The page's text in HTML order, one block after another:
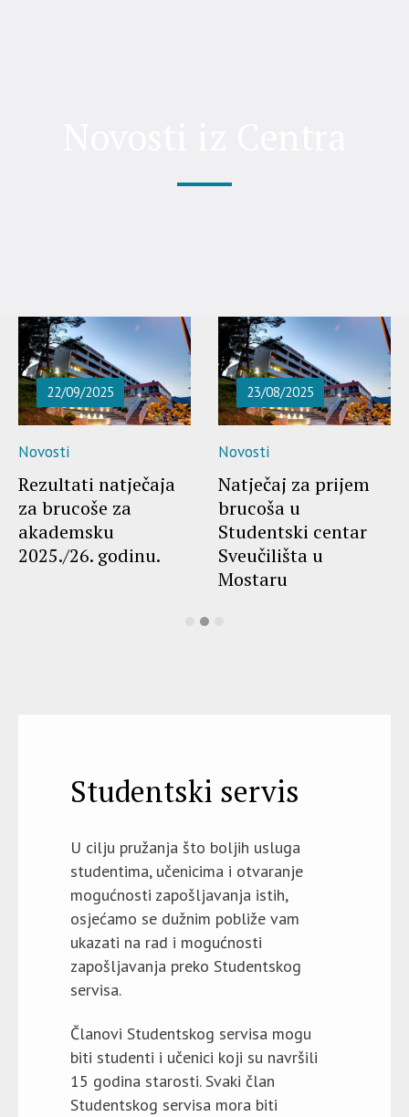
22/09/2025
Novosti
Rezultati natječaja
za brucoše za
akademsku
2025./26. godinu.
23/08/2025
Novosti
Natječaj za prijem
brucoša u
Studentski centar
Sveučilišta u
Mostaru
Studentski servis
U cilju pružanja što boljih usluga
studentima, učenicima i otvaranje
mogućnosti zapošljavanja istih,
osjećamo se dužnim pobliže vam
ukazati na rad i mogućnosti
zapošljavanja preko Studentskog
servisa.
Članovi Studentskog servisa mogu
biti studenti i učenici koji su navršili
15 godina starosti. Svaki član
Studentskog servisa mora biti